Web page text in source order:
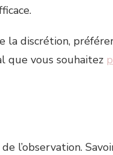
la discrétion,
que vous souhaitez
de l’observation.